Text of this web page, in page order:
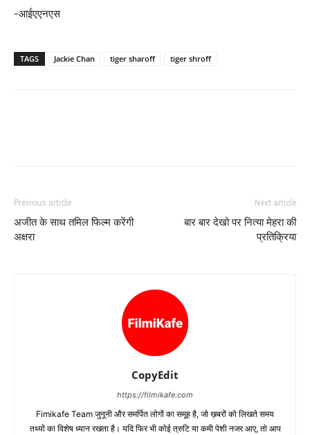
-आईएएनएस
TAGS Jackie Chan tiger sharoff tiger shroff
Previous article
अजीत के साथ तमिल फिल्म करेंगी
अक्षरा
Next article
बार बार देखो पर नित्‍या मेहरा की
प्रतिक्रिया
CopyEdit
https://filmikafe.com
Fimikafe Team जुनूनी और समर्पित लोगों का समूह है, जो ख़बरों को लिखते समय
तथ्‍यों का विशेष ध्‍यान रखता है। यदि फिर भी कोई त्रुटि या कमी पेशी नजर आए, तो आप